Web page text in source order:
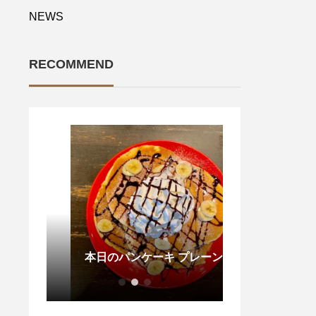
NEWS
RECOMMEND
本日のパンケーキ プレーン